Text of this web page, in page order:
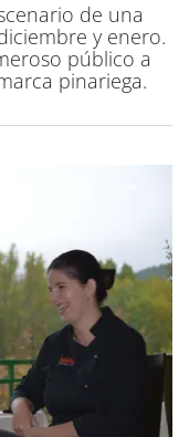
de una
y enero.
público a
pinariega.